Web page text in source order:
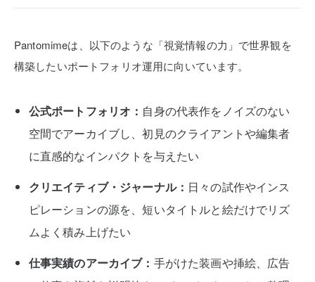
Pantomimeは、以下のような「視覚情報の力」で世界観を
構築したいポートフォリオ運用に向いています。
公式ポートフォリオ： 自身の代表作をノイズのない
空間でアーカイブし、初見のクライアントや編集者
に直感的なインパクトを与えたい
クリエイティブ・ジャーナル： 日々の試作やインス
ピレーションの源を、短いタイトルと絵だけでリズ
ムよく積み上げたい
仕事実績のアーカイブ： 手がけた装画や挿絵、広告